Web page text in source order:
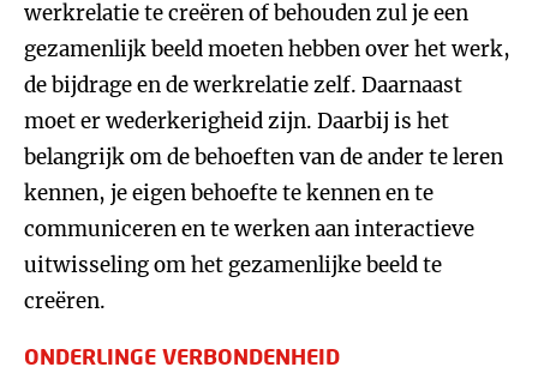
werkrelatie te creëren of behouden zul je een
gezamenlijk beeld moeten hebben over het werk,
de bijdrage en de werkrelatie zelf. Daarnaast
moet er wederkerigheid zijn. Daarbij is het
belangrijk om de behoeften van de ander te leren
kennen, je eigen behoefte te kennen en te
communiceren en te werken aan interactieve
uitwisseling om het gezamenlijke beeld te
creëren.
ONDERLINGE VERBONDENHEID